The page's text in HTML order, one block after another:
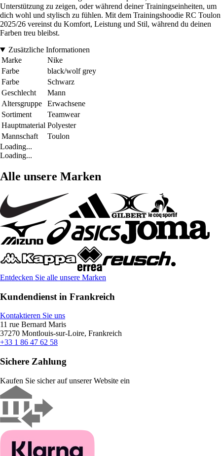
Unterstützung zu zeigen, oder während deiner Trainingseinheiten, um
dich wohl und stylisch zu fühlen. Mit dem Trainingshoodie RC Toulon
2025/26 vereinst du Komfort, Leistung und Stil, während du deinen
Farben treu bleibst.
Zusätzliche Informationen
Marke
Nike
Farbe
black/wolf grey
Farbe
Schwarz
Geschlecht
Mann
Altersgruppe
Erwachsene
Sortiment
Teamwear
Hauptmaterial Polyester
Mannschaft
Toulon
Loading...
Loading...
Alle unsere Marken
Entdecken Sie alle unsere Marken
Kundendienst in Frankreich
Kontaktieren Sie uns
11 rue Bernard Maris
37270 Montlouis-sur-Loire, Frankreich
+33 1 86 47 62 58
Sichere Zahlung
Kaufen Sie sicher auf unserer Website ein